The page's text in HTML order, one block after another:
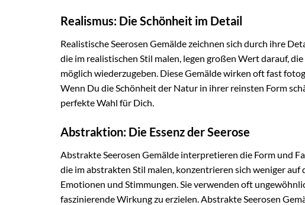
Realismus: Die Schönheit im Detail
Realistische Seerosen Gemälde zeichnen sich durch ihre
die im realistischen Stil malen, legen großen Wert darauf,
möglich wiederzugeben. Diese Gemälde wirken oft fast
Wenn Du die Schönheit der Natur in ihrer reinsten Form
perfekte Wahl für Dich.
Abstraktion: Die Essenz der Seerose
Abstrakte Seerosen Gemälde interpretieren die Form und
die im abstrakten Stil malen, konzentrieren sich weniger
Emotionen und Stimmungen. Sie verwenden oft
faszinierende Wirkung zu erzielen. Abstrakte Seerosen